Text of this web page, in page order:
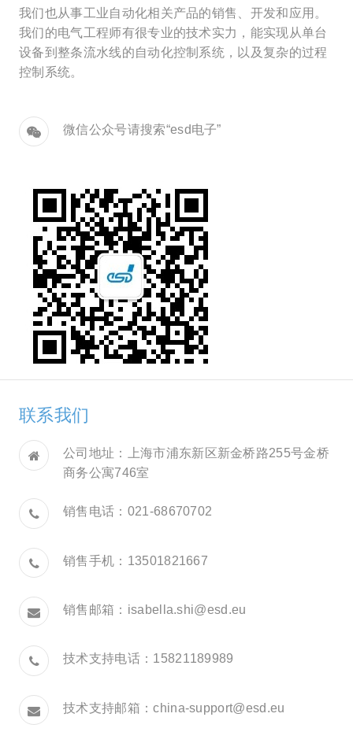
我们也从事工业自动化相关产品的销售、开发和应用。
我们的电气工程师有很专业的技术实力，能实现从单台
设备到整条流水线的自动化控制系统，以及复杂的过程
控制系​统。
微信公众号请搜索“esd电子”
联系我们
公司地址：上海市浦东新区新金桥路255号金桥
商务公寓746室
销售电话：021-68670702
销售手机：13501821667
销售邮箱： isabella.shi@esd.eu
技术支持电话：15821189989
技术支持邮箱：china-support@esd.eu